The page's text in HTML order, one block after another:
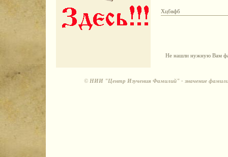
Хцбвфб
Не нашли нужную Вам
© НИИ "Центр Изучения Фамилий" - значение